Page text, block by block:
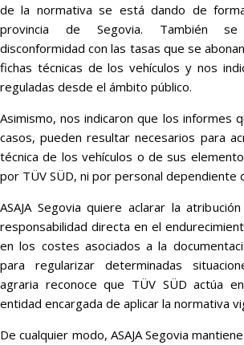
de la normativa se está dando de
provincia de Segovia. También
disconformidad con las tasas que se
fichas técnicas de los vehículos y nos
reguladas desde el ámbito público.
Asimismo, nos indicaron que los informes
casos, pueden resultar necesarios para
técnica de los vehículos o de sus
por TÜV SÜD, ni por personal dependiente
ASAJA Segovia quiere aclarar la
responsabilidad directa en el
en los costes asociados a la
para regularizar determinadas
agraria reconoce que TÜV SÜD actúa
entidad encargada de aplicar la normativa
De cualquier modo, ASAJA Segovia